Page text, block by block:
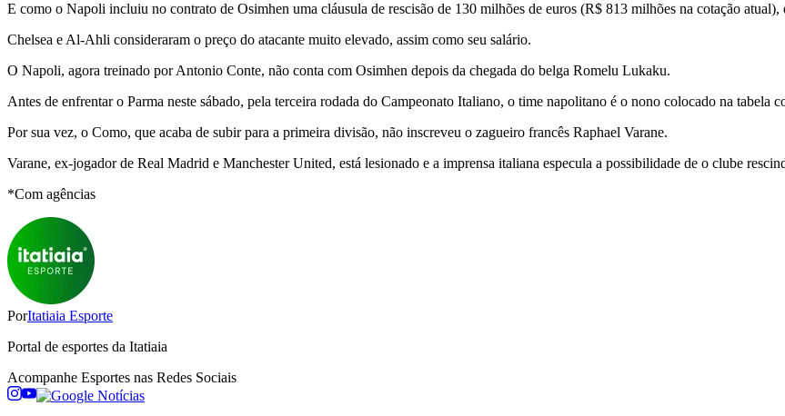
E como o Napoli incluiu no contrato de Osimhen uma cláusula de rescisão de 130 milhões de euros (R$ 813 milhões na cotação atual),
Chelsea e Al-Ahli consideraram o preço do atacante muito elevado, assim como seu salário.
O Napoli, agora treinado por Antonio Conte, não conta com Osimhen depois da chegada do belga Romelu Lukaku.
Antes de enfrentar o Parma neste sábado, pela terceira rodada do Campeonato Italiano, o time napolitano é o nono colocado na tabela
Por sua vez, o Como, que acaba de subir para a primeira divisão, não inscreveu o zagueiro francês Raphael Varane.
Varane, ex-jogador de Real Madrid e Manchester United, está lesionado e a imprensa italiana especula a possibilidade de o clube
*Com agências
PorItatiaia Esporte
Portal de esportes da Itatiaia
Acompanhe Esportes nas Redes Sociais